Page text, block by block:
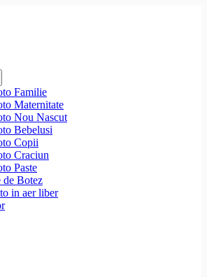
Familie
Maternitate
Nou Nascut
Bebelusi
Copii
Craciun
Paste
de Botez
in aer liber